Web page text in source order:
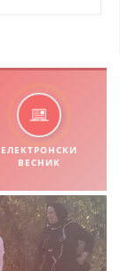
ЕЛЕКТРОНСКИ
ВЕСНИК